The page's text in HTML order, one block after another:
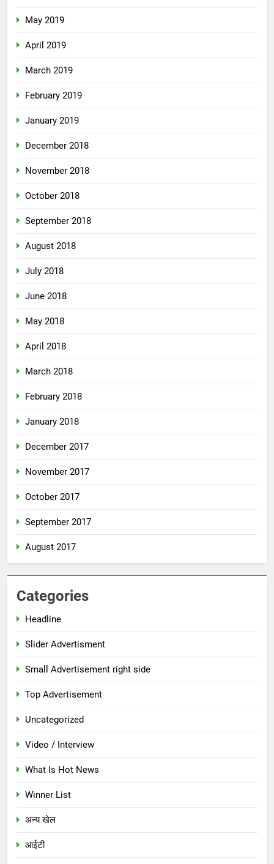
May 2019
April 2019
March 2019
February 2019
January 2019
December 2018
November 2018
October 2018
September 2018
August 2018
July 2018
June 2018
May 2018
April 2018
March 2018
February 2018
January 2018
December 2017
November 2017
October 2017
September 2017
August 2017
Categories
Headline
Slider Advertisment
Small Advertisement right side
Top Advertisement
Uncategorized
Video / Interview
What Is Hot News
Winner List
अन्य खेल
आईटी